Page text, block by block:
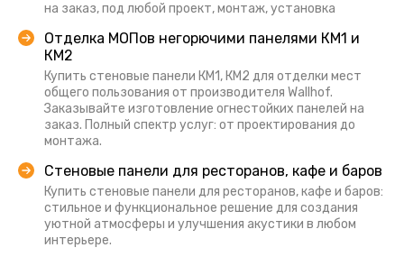
на заказ, под любой проект, монтаж, установка
Отделка МОПов негорючими панелями КМ1 и
КМ2
Купить стеновые панели КМ1, КМ2 для отделки мест
общего пользования от производителя Wallhof.
Заказывайте изготовление огнестойких панелей на
заказ. Полный спектр услуг: от проектирования до
монтажа.
Стеновые панели для ресторанов, кафе и баров
Купить стеновые панели для ресторанов, кафе и баров:
стильное и функциональное решение для создания
уютной атмосферы и улучшения акустики в любом
интерьере.